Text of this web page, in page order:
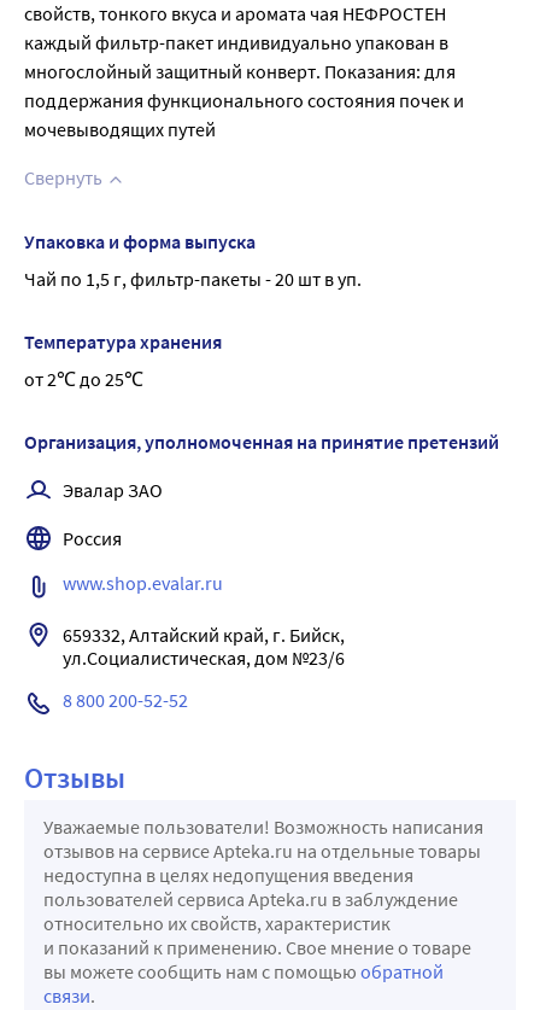
свойств, тонкого вкуса и аромата чая НЕФРОСТЕН
каждый фильтр-пакет индивидуально упакован в
многослойный защитный конверт. Показания: для
поддержания функционального состояния почек и
мочевыводящих путей
Свернуть
Упаковка и форма выпуска
Чай по 1,5 г, фильтр-пакеты - 20 шт в уп.
Температура хранения
от 2℃ до 25℃
Организация, уполномоченная на принятие претензий
Эвалар ЗАО
Россия
www.shop.evalar.ru
659332, Алтайский край, г. Бийск,
ул.Социалистическая, дом №23/6
8 800 200-52-52
Отзывы
Уважаемые пользователи! Возможность написания
отзывов на сервисе Apteka.ru на отдельные товары
недоступна в целях недопущения введения
пользователей сервиса Apteka.ru в заблуждение
относительно их свойств, характеристик
и показаний к применению. Свое мнение о товаре
вы можете сообщить нам с помощью обратной
связи.